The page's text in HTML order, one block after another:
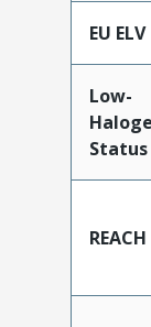
EU ELV
Low-
Status